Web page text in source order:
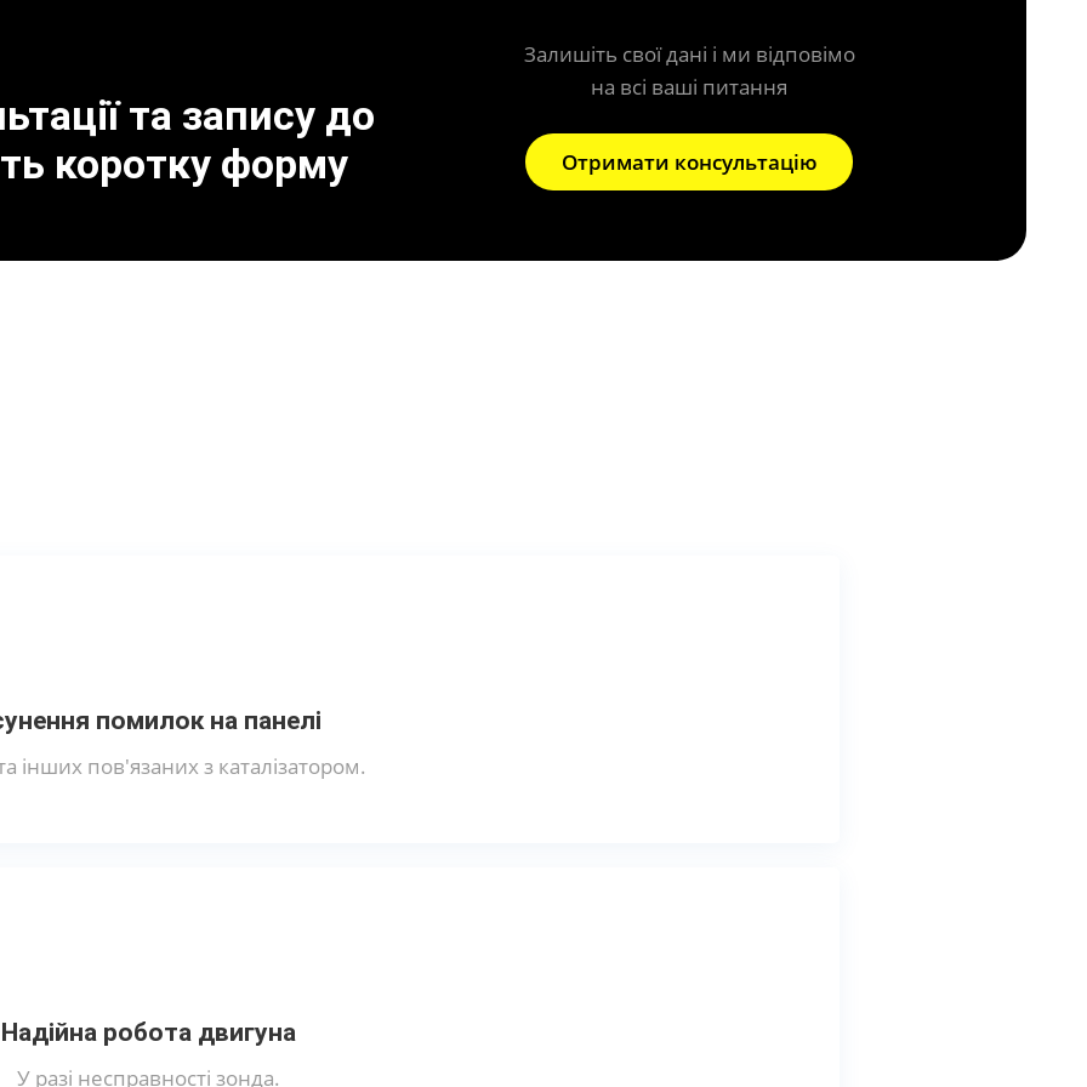
та запису до
коротку форму
Залишіть свої дані і ми відповімо
на всі ваші питання
Отримати консультацію
помилок на панелі
інших пов'язаних з каталізатором.
Надійна робота двигуна
У разі несправності зонда.